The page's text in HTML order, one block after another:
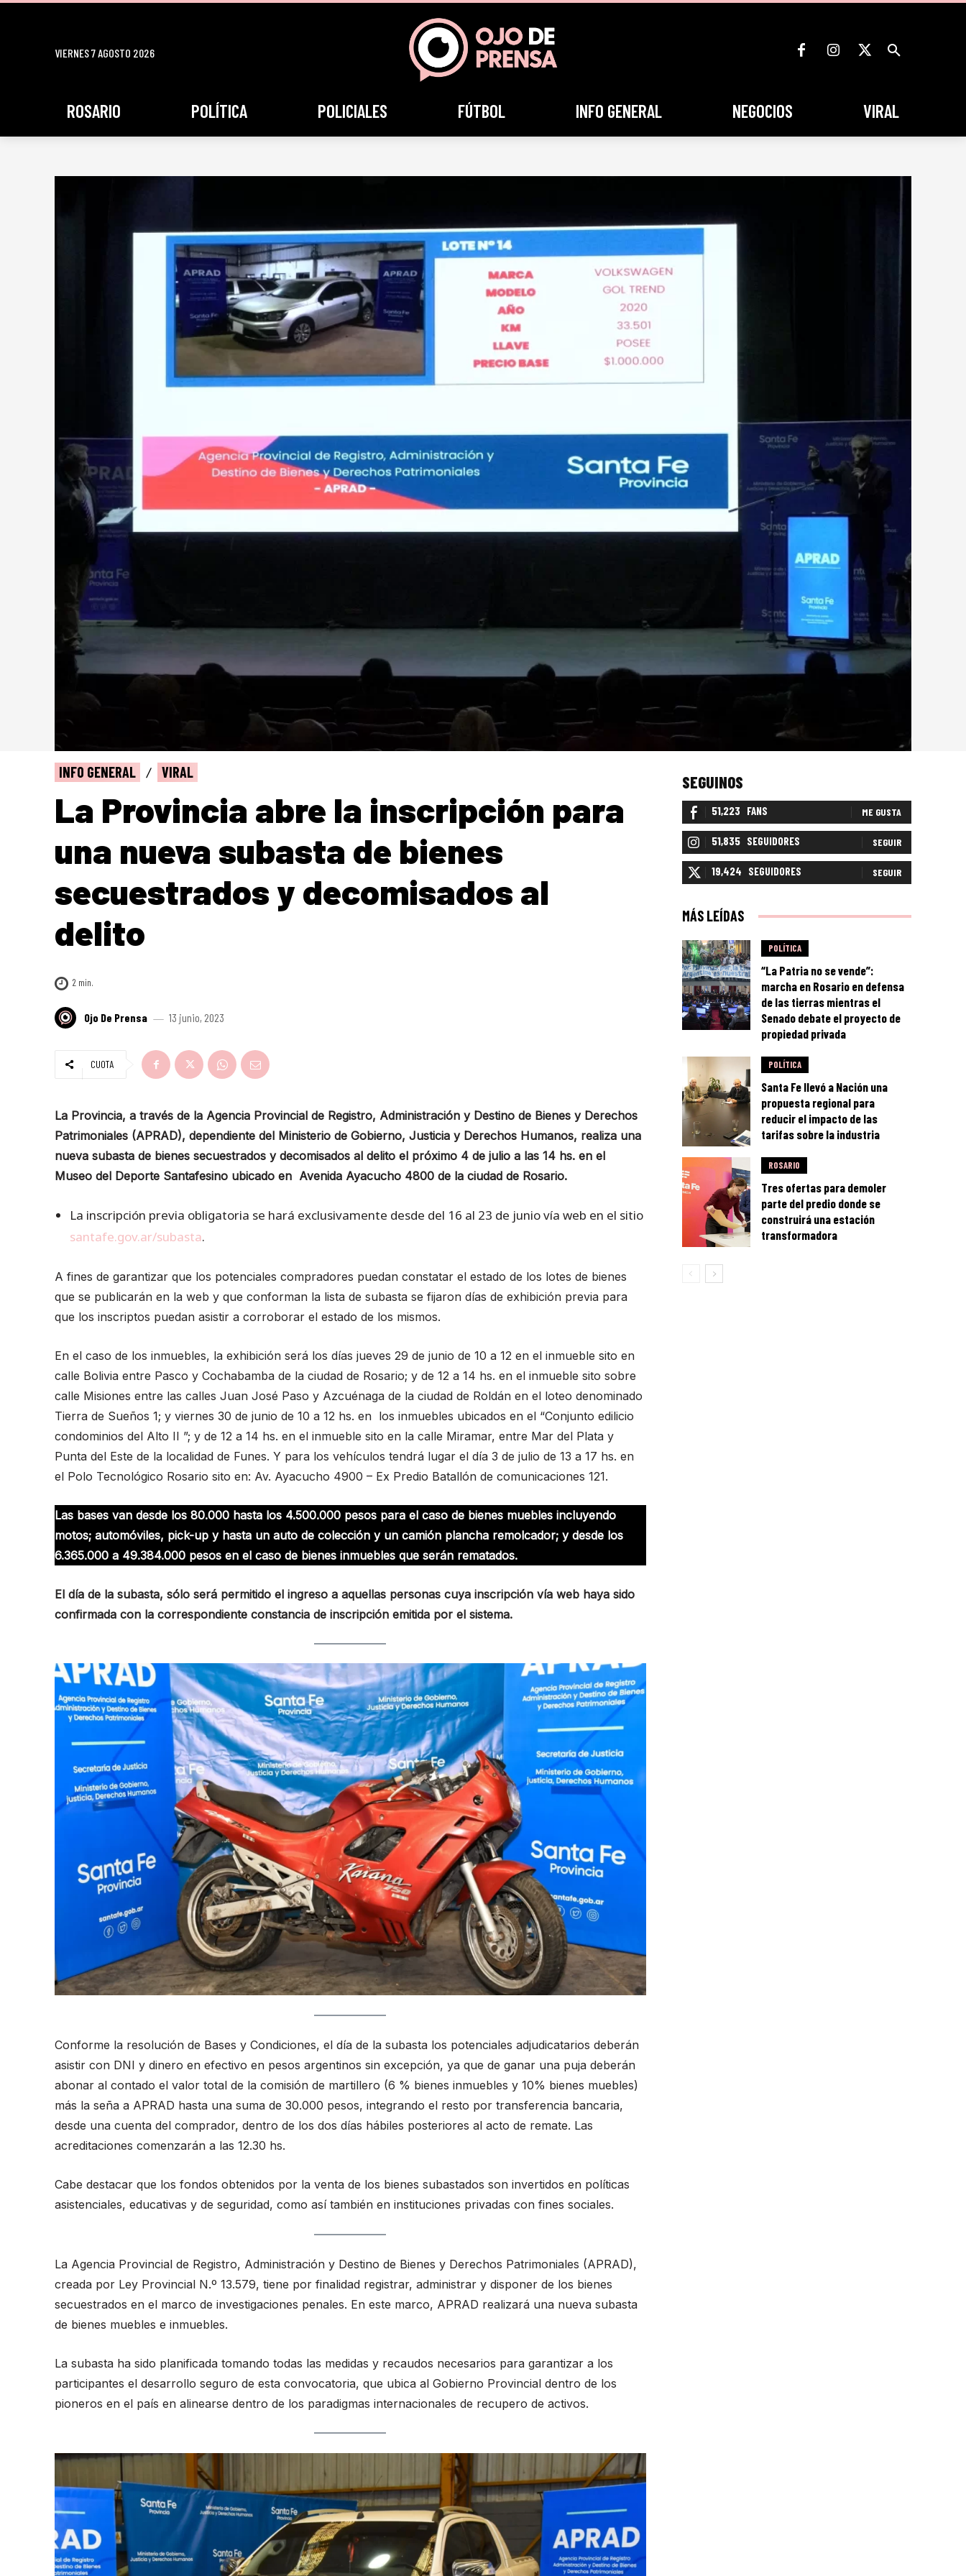
VIERNES 7 AGOSTO 2026
ROSARIO POLÍTICA POLICIALES FÚTBOL INFO GENERAL NEGOCIOS VIRAL
INFO GENERAL VIRAL
La Provincia abre la inscripción para
una nueva subasta de bienes
secuestrados y decomisados al
delito
2 min.
Ojo De Prensa 13 junio, 2023
CUOTA
La Provincia, a través de la Agencia Provincial de Registro, Administración y Destino de Bienes y Derechos
Patrimoniales (APRAD), dependiente del Ministerio de Gobierno, Justicia y Derechos Humanos, realiza una
nueva subasta de bienes secuestrados y decomisados al delito el próximo 4 de julio a las 14 hs. en el
Museo del Deporte Santafesino ubicado en Avenida Ayacucho 4800 de la ciudad de Rosario.
La inscripción previa obligatoria se hará exclusivamente desde del 16 al 23 de junio vía web en el sitio
santafe.gov.ar/subasta.
A fines de garantizar que los potenciales compradores puedan constatar el estado de los lotes de bienes
que se publicarán en la web y que conforman la lista de subasta se fijaron días de exhibición previa para
que los inscriptos puedan asistir a corroborar el estado de los mismos.
En el caso de los inmuebles, la exhibición será los días jueves 29 de junio de 10 a 12 en el inmueble sito en
calle Bolivia entre Pasco y Cochabamba de la ciudad de Rosario; y de 12 a 14 hs. en el inmueble sito sobre
calle Misiones entre las calles Juan José Paso y Azcuénaga de la ciudad de Roldán en el loteo denominado
Tierra de Sueños 1; y viernes 30 de junio de 10 a 12 hs. en los inmuebles ubicados en el “Conjunto edilicio
condominios del Alto II ”; y de 12 a 14 hs. en el inmueble sito en la calle Miramar, entre Mar del Plata y
Punta del Este de la localidad de Funes. Y para los vehículos tendrá lugar el día 3 de julio de 13 a 17 hs. en
el Polo Tecnológico Rosario sito en: Av. Ayacucho 4900 – Ex Predio Batallón de comunicaciones 121.
Las bases van desde los 80.000 hasta los 4.500.000 pesos para el caso de bienes muebles incluyendo
motos; automóviles, pick-up y hasta un auto de colección y un camión plancha remolcador; y desde los
6.365.000 a 49.384.000 pesos en el caso de bienes inmuebles que serán rematados.
El día de la subasta, sólo será permitido el ingreso a aquellas personas cuya inscripción vía web haya sido
confirmada con la correspondiente constancia de inscripción emitida por el sistema.
Conforme la resolución de Bases y Condiciones, el día de la subasta los potenciales adjudicatarios deberán
asistir con DNI y dinero en efectivo en pesos argentinos sin excepción, ya que de ganar una puja deberán
abonar al contado el valor total de la comisión de martillero (6 % bienes inmuebles y 10% bienes muebles)
más la seña a APRAD hasta una suma de 30.000 pesos, integrando el resto por transferencia bancaria,
desde una cuenta del comprador, dentro de los dos días hábiles posteriores al acto de remate. Las
acreditaciones comenzarán a las 12.30 hs.
Cabe destacar que los fondos obtenidos por la venta de los bienes subastados son invertidos en políticas
asistenciales, educativas y de seguridad, como así también en instituciones privadas con fines sociales.
La Agencia Provincial de Registro, Administración y Destino de Bienes y Derechos Patrimoniales (APRAD),
creada por Ley Provincial N.º 13.579, tiene por finalidad registrar, administrar y disponer de los bienes
secuestrados en el marco de investigaciones penales. En este marco, APRAD realizará una nueva subasta
de bienes muebles e inmuebles.
La subasta ha sido planificada tomando todas las medidas y recaudos necesarios para garantizar a los
participantes el desarrollo seguro de esta convocatoria, que ubica al Gobierno Provincial dentro de los
pioneros en el país en alinearse dentro de los paradigmas internacionales de recupero de activos.
SEGUINOS
51,223 FANS ME GUSTA
51,835 SEGUIDORES SEGUIR
19,424 SEGUIDORES SEGUIR
MÁS LEÍDAS
POLÍTICA
“La Patria no se vende”:
marcha en Rosario en defensa
de las tierras mientras el
Senado debate el proyecto de
propiedad privada
POLÍTICA
Santa Fe llevó a Nación una
propuesta regional para
reducir el impacto de las
tarifas sobre la industria
ROSARIO
Tres ofertas para demoler
parte del predio donde se
construirá una estación
transformadora